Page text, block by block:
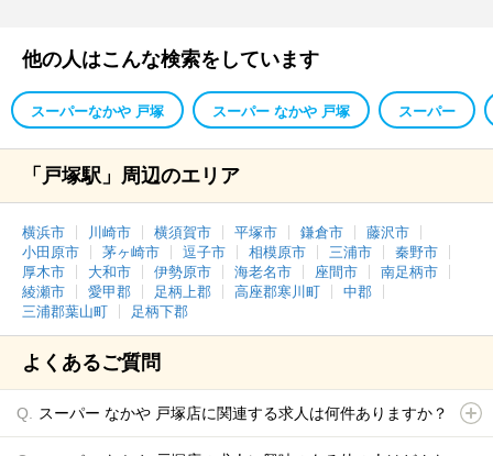
他の人はこんな検索をしています
スーパーなかや 戸塚 スーパー なかや 戸塚 スーパー
「戸塚駅」周辺のエリア
横浜市 川崎市 横須賀市 平塚市 鎌倉市
藤沢市
小田原市
茅ヶ崎市 逗子市 相模原市 三浦市
秦野市
厚木市
大和市 伊勢原市 海老名市 座間市
南足柄市
綾瀬市
愛甲郡 足柄上郡 高座郡寒川町
中郡
三浦郡葉山町
足柄下郡
よくあるご質問
スーパー なかや 戸塚店に関連する求人は何件ありますか？